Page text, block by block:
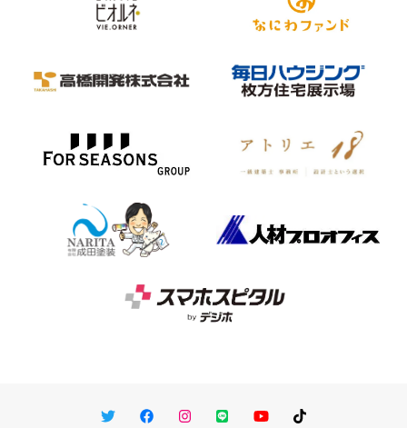
TwitterFacebookInstagram
LINE You TubeTikTok